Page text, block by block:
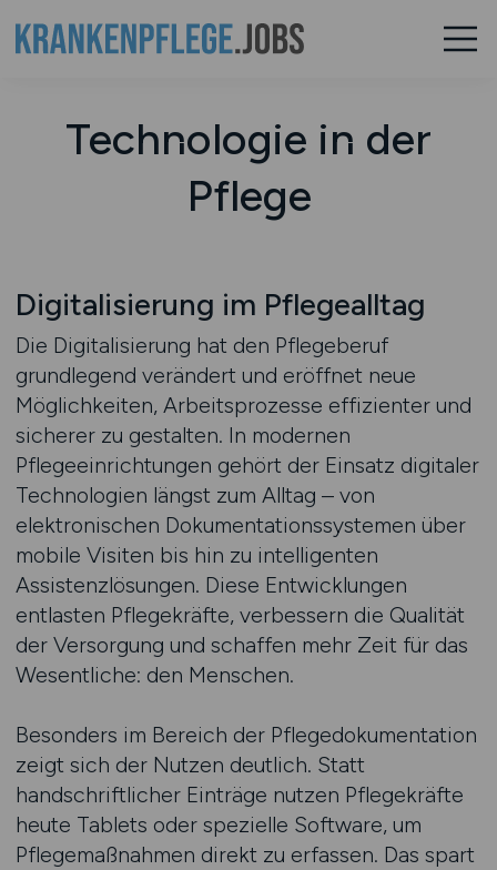
Technologie in der
Pflege
Digitalisierung im Pflegealltag
Die Digitalisierung hat den Pflegeberuf
grundlegend verändert und eröffnet neue
Möglichkeiten, Arbeitsprozesse effizienter und
sicherer zu gestalten. In modernen
Pflegeeinrichtungen gehört der Einsatz digitaler
Technologien längst zum Alltag – von
elektronischen Dokumentationssystemen über
mobile Visiten bis hin zu intelligenten
Assistenzlösungen. Diese Entwicklungen
entlasten Pflegekräfte, verbessern die Qualität
der Versorgung und schaffen mehr Zeit für das
Wesentliche: den Menschen.
Besonders im Bereich der Pflegedokumentation
zeigt sich der Nutzen deutlich. Statt
handschriftlicher Einträge nutzen Pflegekräfte
heute Tablets oder spezielle Software, um
Pflegemaßnahmen direkt zu erfassen. Das spart